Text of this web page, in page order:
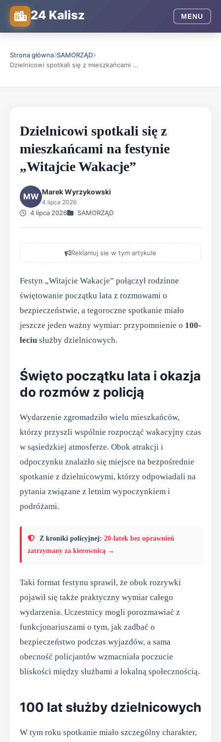
24 Kalisz MENU
Strona główna SAMORZĄD
Dzielnicowi spotkali się z mieszkańcami ...
Dzielnicowi spotkali się z
mieszkańcami na festynie
„Witajcie Wakacje”
MW Marek Wyrzykowski
4 lipca 2026
4 lipca 2026 SAMORZĄD
Reklamuj sie w tym artykule
Festyn „Witajcie Wakacje” połączył rodzinne
świętowanie początku lata z rozmowami o
bezpieczeństwie, a tegoroczne spotkanie miało
jeszcze jeden ważny wymiar: przypomnienie o 100-
leciu służby dzielnicowych.
Święto początku lata i okazja
do rozmów z policją
Wydarzenie zgromadziło wielu mieszkańców,
którzy przyszli wspólnie rozpocząć wakacyjny czas
w sąsiedzkiej atmosferze. Obok atrakcji i
odpoczynku znalazło się miejsce na bezpośrednie
spotkanie z dzielnicowymi, którzy odpowiadali na
pytania związane z letnim wypoczynkiem i
podróżami.
Z kroniki policyjnej: 20-latek bez uprawnień
zatrzymany za kierownicą →
Taki format festynu sprawił, że obok rozrywki
pojawił się także praktyczny wymiar całego
wydarzenia. Uczestnicy mogli porozmawiać z
funkcjonariuszami o tym, jak zadbać o
bezpieczeństwo podczas wyjazdów, a sama
obecność policjantów wzmacniała poczucie
bliskości między służbami a lokalną społecznością.
100 lat służby dzielnicowych
W tym roku spotkanie miało szczególny charakter,